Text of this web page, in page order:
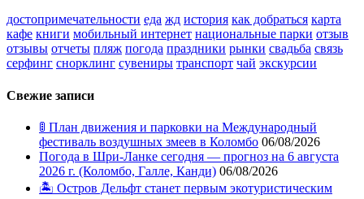
достопримечательности еда жд история как добраться карта
кафе книги мобильный интернет национальные парки отзыв
отзывы отчеты пляж погода праздники рынки свадьба связь
серфинг снорклинг сувениры транспорт чай экскурсии
Свежие записи
🚦 План движения и парковки на Международный
фестиваль воздушных змеев в Коломбо 06/08/2026
Погода в Шри-Ланке сегодня — прогноз на 6 августа
2026 г. (Коломбо, Галле, Канди) 06/08/2026
🏝️ Остров Дельфт станет первым экотуристическим